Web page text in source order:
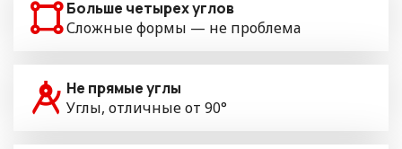
Больше четырех углов
Сложные формы — не проблема
Не прямые углы
Углы, отличные от 90°